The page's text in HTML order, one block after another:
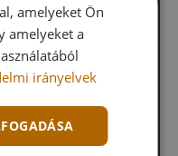
pilot
dexterous kezek
LiDAR + extra szenzorok
amelyeket Ön
amelyeket a
irányelvek